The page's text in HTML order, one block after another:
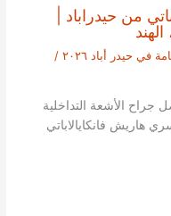
من حيدراباد |
في حيدر أباد ٢٠٢٦
/
جراح الأشعة التداخلية
هاريش فانكايالاباتي